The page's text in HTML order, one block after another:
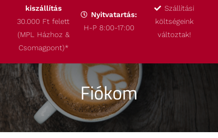
Termékeink
Robbantott ábrák
Kapcsolat
kiszállítás
30.000 Ft felett
(MPL Házhoz &
Csomagpont)*
Nyitvatartás:
H-P 8:00-17:00
Szállítási
költségeink
változtak!
Fiókom